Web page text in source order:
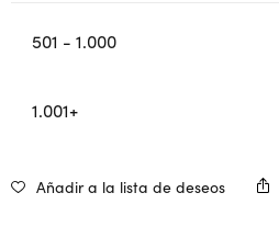
501 - 1.000
1.001+
Añadir a la lista de deseos